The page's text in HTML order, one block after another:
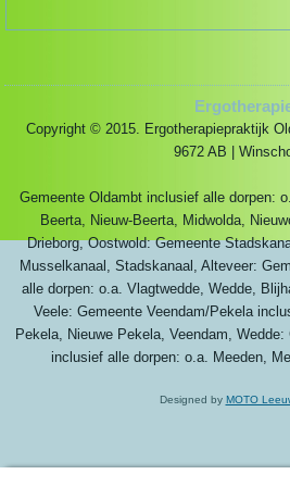
Copyright © 2015. Ergotherapiepraktijk
9672 AB |
Gemeente Oldambt inclusief alle dorpen:
Beerta, Nieuw-Beerta, Midwolda,
Drieborg, Oostwold: Gemeente
Musselkanaal, Stadskanaal, Alteveer:
alle dorpen: o.a. Vlagtwedde, Wedde,
Veele: Gemeente Veendam/Pekela
Pekela, Nieuwe Pekela, Veendam,
inclusief alle dorpen: o.a. Meeden,
Designed by MOTO